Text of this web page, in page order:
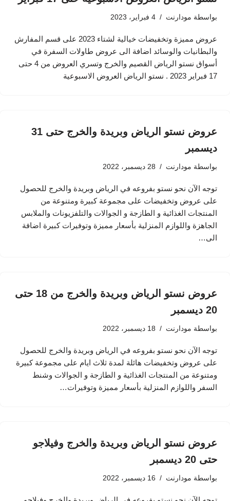
بواسطة مودارنت 4 فبراير، 2023
عروض مميزة وتخفيضات خيالية لشتاء 2023 على قسم المفارش
والبطانيات والوسائد اضافة الى عروض طاولات السفرة في
أسواق نستو الرياض القصيم والخرج وتسري العروض من 4 حتى
17 فبراير 2023 . نستو الرياض العروض الاسبوعية
عروض نستو الرياض وبريدة والخرج حتى 31
ديسمبر
بواسطة مودارنت 28 ديسمبر، 2022
توجه الآن نحو نستو بفروعه في الرياض وبريدة والخرج للحصول
على عروض وتخفيضات على مجموعة كبيرة ومتنوعة من
المنتجات الغذائية و الطازجة و الجوالات والتلفزيونات والملابس
الجاهزة واللوازم المنزلية بأسعار مميزة وتوفيرات كبيرة اضافة
الى…
عروض نستو الرياض وبريدة والخرج من 18 حتى
20 ديسمبر
بواسطة مودارنت 18 ديسمبر، 2022
توجه الآن نحو نستو بفروعه في الرياض وبريدة والخرج للحصول
على عروض وتخفيضات هائلة لمدة ثلاث ايام على مجموعة كبيرة
ومتنوعة من المنتجات الغذائية و الطازجة و الجوالات وشنط
السفر واللوازم المنزلية بأسعار مميزة وتوفيرات…
عروض نستو الرياض وبريدة والخرج وفيلاجو
حتى 20 ديسمبر
بواسطة مودارنت 16 ديسمبر، 2022